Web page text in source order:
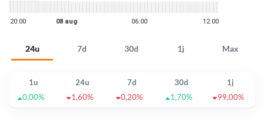
24u 7d 30d 1j Max
1u 24u 7d 30d
1j
0,00%
1,60% 0,20% 1,70% 99,00%